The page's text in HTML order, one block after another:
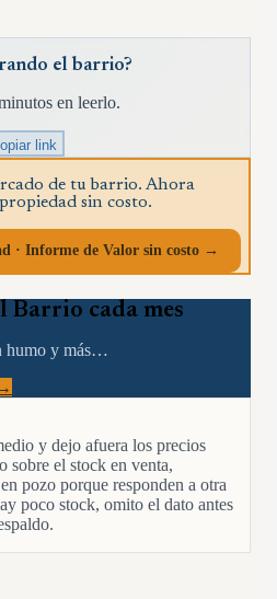
el barrio?
en leerlo.
link
de tu barrio. Ahora
sin costo.
· Informe de Valor sin costo →
Barrio cada mes
humo y más…
y dejo afuera los precios
sobre el stock en venta,
pozo porque responden a otra
poco stock, omito el dato antes